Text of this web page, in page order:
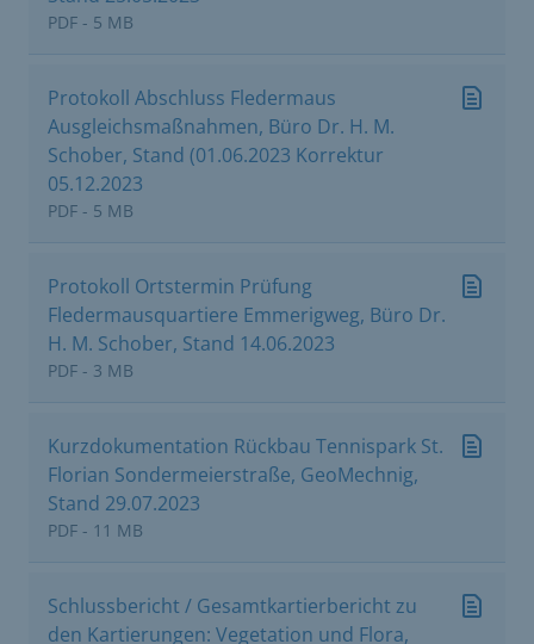
PDF - 5 MB
Protokoll Abschluss Fledermaus
Ausgleichsmaßnahmen, Büro Dr. H. M.
Schober, Stand (01.06.2023 Korrektur
05.12.2023
PDF - 5 MB
Protokoll Ortstermin Prüfung
Fledermausquartiere Emmerigweg, Büro Dr.
H. M. Schober, Stand 14.06.2023
PDF - 3 MB
Kurzdokumentation Rückbau Tennispark St.
Florian Sondermeierstraße, GeoMechnig,
Stand 29.07.2023
PDF - 11 MB
Schlussbericht / Gesamtkartierbericht zu
den Kartierungen: Vegetation und Flora,